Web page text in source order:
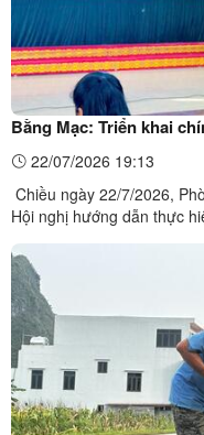
Bằng Mạc: Triển khai
nghiệp giai đoạn
22/07/2026 19:13
Chiều ngày 22/7/2026,
Hội nghị hướng dẫn thực
vào nông nghiệp trên địa
và Hướng dẫn số 04/